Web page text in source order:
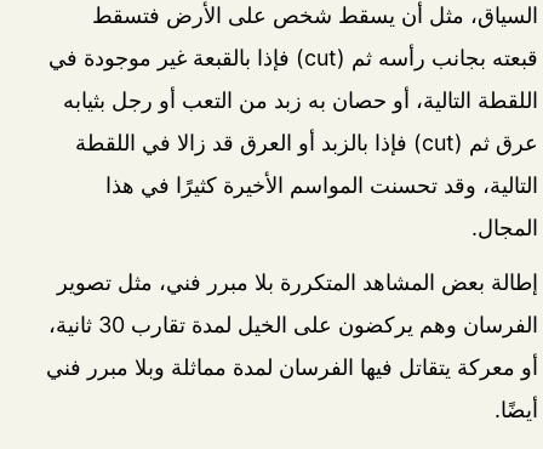
السياق، مثل أن يسقط شخص على الأرض فتسقط
قبعته بجانب رأسه ثم (cut) فإذا بالقبعة غير موجودة في
اللقطة التالية، أو حصان به زبد من التعب أو رجل بثيابه
عرق ثم (cut) فإذا بالزبد أو العرق قد زالا في اللقطة
التالية، وقد تحسنت المواسم الأخيرة كثيرًا في هذا
المجال.
إطالة بعض المشاهد المتكررة بلا مبرر فني، مثل تصوير
الفرسان وهم يركضون على الخيل لمدة تقارب 30 ثانية،
أو معركة يتقاتل فيها الفرسان لمدة مماثلة وبلا مبرر فني
أيضًا.